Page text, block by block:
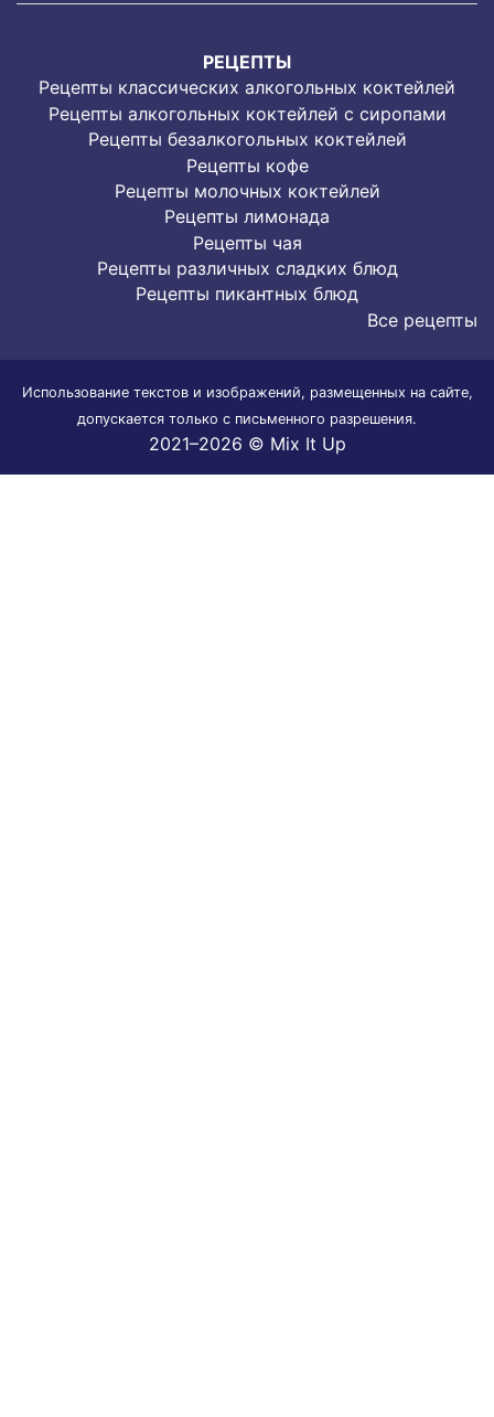
РЕЦЕПТЫ
Рецепты классических алкогольных коктейлей
Рецепты алкогольных коктейлей с сиропами
Рецепты безалкогольных коктейлей
Рецепты кофе
Рецепты молочных коктейлей
Рецепты лимонада
Рецепты чая
Рецепты различных сладких блюд
Рецепты пикантных блюд
Все рецепты
Использование текстов и изображений, размещенных на сайте,
допускается только с письменного разрешения.
2021–2026 © Mix It Up